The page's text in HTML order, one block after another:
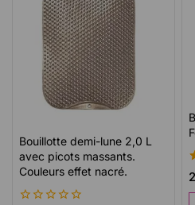
Bouillotte demi-lune 2,0 L
avec picots massants.
Couleurs effet nacré.